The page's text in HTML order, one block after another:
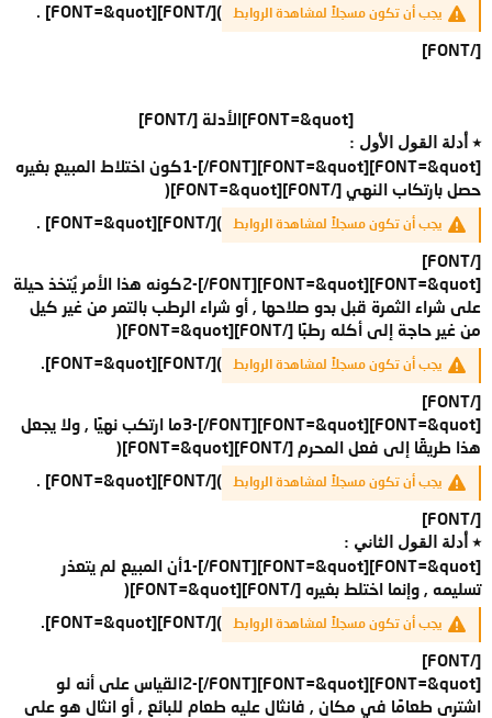
يجب أن تكون مسجلاً لمشاهدة الروابط
)[/FONT][FONT=&quot] .
[/FONT]
[FONT=&quot] الأدلة [/FONT]​
٭ أدلة القول الأول :
[FONT=&quot]1-[/FONT][FONT=&quot]كون اختلاط المبيع بغيره
حصل بارتكاب النهي [/FONT][FONT=&quot](
يجب أن تكون مسجلاً لمشاهدة الروابط
)[/FONT][FONT=&quot] .
[/FONT]
[FONT=&quot]2-[/FONT][FONT=&quot]كونه هذا الأمر يُتخذ حيلة
على شراء الثمرة قبل بدو صلاحها , أو شراء الرطب بالتمر من غير كيل
من غير حاجة إلى أكله رطبًا [/FONT][FONT=&quot](
يجب أن تكون مسجلاً لمشاهدة الروابط
)[/FONT][FONT=&quot].
[/FONT]
[FONT=&quot]3-[/FONT][FONT=&quot]ما ارتكب نهيًا , ولا يجعل
هذا طريقًا إلى فعل المحرم [/FONT][FONT=&quot](
يجب أن تكون مسجلاً لمشاهدة الروابط
)[/FONT][FONT=&quot] .
[/FONT]
٭ أدلة القول الثاني :
[FONT=&quot]1-[/FONT][FONT=&quot]أن المبيع لم يتعذر
تسليمه , وإنما اختلط بغيره [/FONT][FONT=&quot](
يجب أن تكون مسجلاً لمشاهدة الروابط
)[/FONT][FONT=&quot].
[/FONT]
[FONT=&quot]2-[/FONT][FONT=&quot]القياس على أنه لو
اشترى طعامًا في مكان , فانثال عليه طعام للبائع , أو انثال هو على